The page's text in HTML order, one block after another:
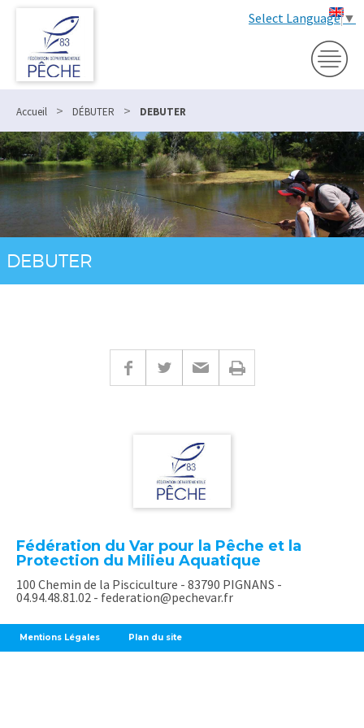
Select Language▼
Accueil > DÉBUTER > DEBUTER
DEBUTER
Fédération du Var pour la Pêche et la
Protection du Milieu Aquatique
100 Chemin de la Pisciculture - 83790 PIGNANS -
04.94.48.81.02 - federation@pechevar.fr
Mentions Légales Plan du site